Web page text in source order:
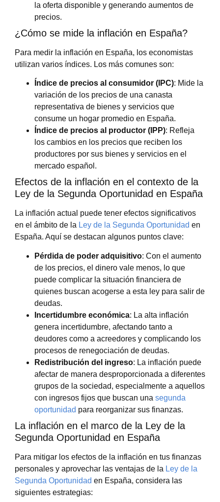
la oferta disponible y generando aumentos de
precios.
¿Cómo se mide la inflación en España?
Para medir la inflación en España, los economistas
utilizan varios índices. Los más comunes son:
Índice de precios al consumidor (IPC): Mide la
variación de los precios de una canasta
representativa de bienes y servicios que
consume un hogar promedio en España.
Índice de precios al productor (IPP): Refleja
los cambios en los precios que reciben los
productores por sus bienes y servicios en el
mercado español.
Efectos de la inflación en el contexto de la
Ley de la Segunda Oportunidad en España
La inflación actual puede tener efectos significativos
en el ámbito de la Ley de la Segunda Oportunidad en
España. Aquí se destacan algunos puntos clave:
Pérdida de poder adquisitivo: Con el aumento
de los precios, el dinero vale menos, lo que
puede complicar la situación financiera de
quienes buscan acogerse a esta ley para salir de
deudas.
Incertidumbre económica: La alta inflación
genera incertidumbre, afectando tanto a
deudores como a acreedores y complicando los
procesos de renegociación de deudas.
Redistribución del ingreso: La inflación puede
afectar de manera desproporcionada a diferentes
grupos de la sociedad, especialmente a aquellos
con ingresos fijos que buscan una segunda
oportunidad para reorganizar sus finanzas.
La inflación en el marco de la Ley de la
Segunda Oportunidad en España
Para mitigar los efectos de la inflación en tus finanzas
personales y aprovechar las ventajas de la Ley de la
Segunda Oportunidad en España, considera las
siguientes estrategias: